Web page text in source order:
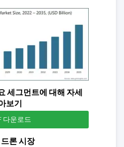
세그먼트에 대해 자세
보기
다운로드
론 시장